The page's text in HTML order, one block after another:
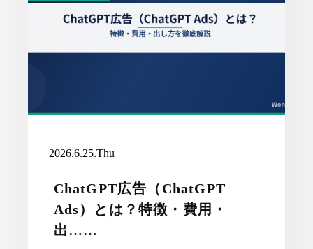
2026.6.25.Thu
ChatGPT広告（ChatGPT
Ads）とは？特徴・費用・
出……